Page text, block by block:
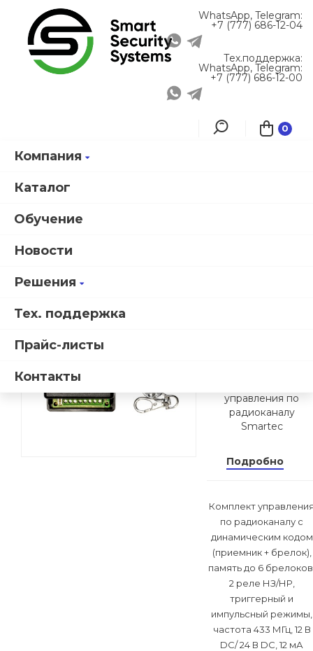
Компания
Каталог
Обучение
Новости
Решения
Тех. поддержка
Прайс-листы
Контакты
0
WhatsApp, Telegram:
+7 (777) 686-12-04
Тех.поддержка:
WhatsApp, Telegram:
+7 (777) 686-12-00
ST-RC127RR Комплект управления по радиоканалу Smartec
управления по
радиоканалу
Smartec
Подробно
Комплект
по радиоканалу с
динамическим кодом
(приемник + брелок),
память до 6
2 реле НЗ/НР,
триггерный и
импульсный режимы,
частота 433 МГц, 12 В
DC/ 24 В DC, 12 мА